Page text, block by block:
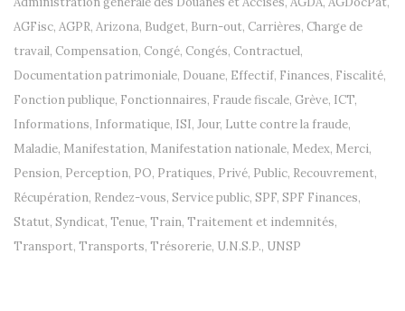
AGFisc, AGPR, Arizona, Budget, Burn-out, Carrières, Charge de
travail, Compensation, Congé, Congés, Contractuel,
Documentation patrimoniale, Douane, Effectif, Finances, Fiscalité,
Fonction publique, Fonctionnaires, Fraude fiscale, Grève, ICT,
Informations, Informatique, ISI, Jour, Lutte contre la fraude,
Maladie, Manifestation, Manifestation nationale, Medex, Merci,
Pension, Perception, PO, Pratiques, Privé, Public, Recouvrement,
Récupération, Rendez-vous, Service public, SPF, SPF Finances,
Statut, Syndicat, Tenue, Train, Traitement et indemnités,
Transport, Transports, Trésorerie, U.N.S.P., UNSP